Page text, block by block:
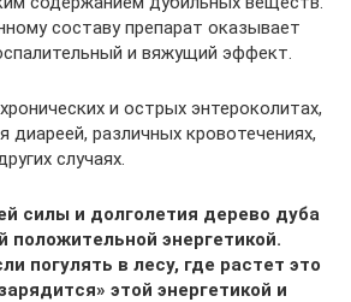
составу препарат оказывает
и вяжущий эффект.
и острых энтероколитах,
различных кровотечениях,
случаях.
силы и долголетия дерево дуба
положительной энергетикой.
погулять в лесу, где растет это
этой энергетикой и